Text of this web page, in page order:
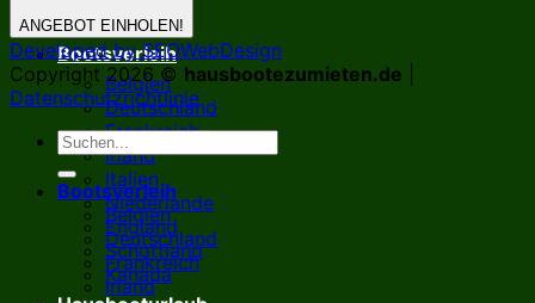
Bootsverleih
Belgien
Deutschland
Frankreich
Irland
Italien
Niederlande
England
Schottland
Kanada
ANGEBOT EINHOLEN!
Developed by SEOWebDesign
Copyright 2026 © hausbootezumieten.de
Datenschutzrichtlinie
Bootsverleih
Belgien
Deutschland
Frankreich
Irland